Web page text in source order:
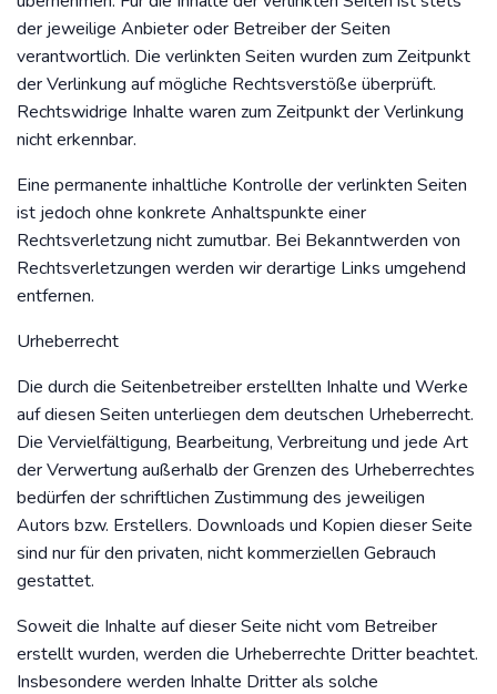
der jeweilige Anbieter oder Betreiber der Seiten
verantwortlich. Die verlinkten Seiten wurden zum Zeitpunkt
der Verlinkung auf mögliche Rechtsverstöße überprüft.
Rechtswidrige Inhalte waren zum Zeitpunkt der Verlinkung
nicht erkennbar.
Eine permanente inhaltliche Kontrolle der verlinkten Seiten
ist jedoch ohne konkrete Anhaltspunkte einer
Rechtsverletzung nicht zumutbar. Bei Bekanntwerden von
Rechtsverletzungen werden wir derartige Links umgehend
entfernen.
Urheberrecht
Die durch die Seitenbetreiber erstellten Inhalte und Werke
auf diesen Seiten unterliegen dem deutschen Urheberrecht.
Die Vervielfältigung, Bearbeitung, Verbreitung und jede Art
der Verwertung außerhalb der Grenzen des Urheberrechtes
bedürfen der schriftlichen Zustimmung des jeweiligen
Autors bzw. Erstellers. Downloads und Kopien dieser Seite
sind nur für den privaten, nicht kommerziellen Gebrauch
gestattet.
Soweit die Inhalte auf dieser Seite nicht vom Betreiber
erstellt wurden, werden die Urheberrechte Dritter beachtet.
Insbesondere werden Inhalte Dritter als solche